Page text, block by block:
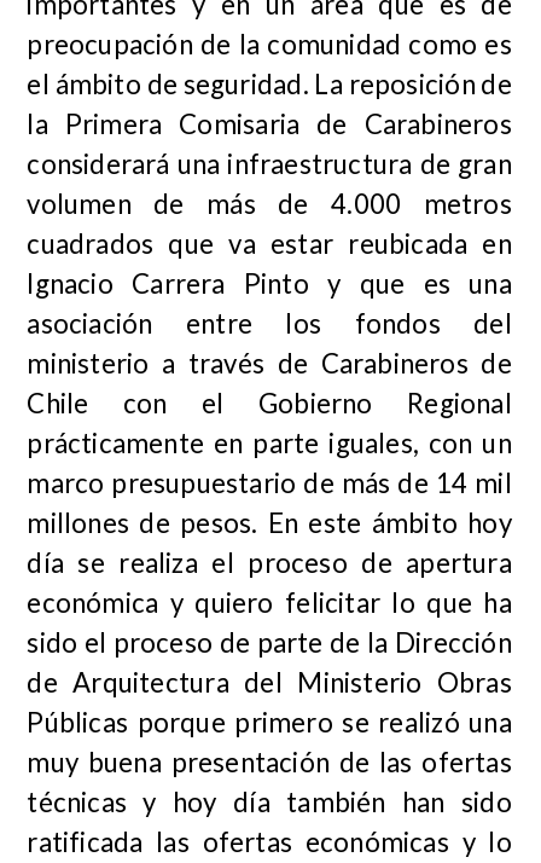
preocupación de la comunidad como es
el ámbito de seguridad. La reposición de
la Primera Comisaria de Carabineros
considerará una infraestructura de gran
volumen de más de 4.000 metros
cuadrados que va estar reubicada en
Ignacio Carrera Pinto y que es una
asociación entre los fondos del
ministerio a través de Carabineros de
Chile con el Gobierno Regional
prácticamente en parte iguales, con un
marco presupuestario de más de 14 mil
millones de pesos. En este ámbito hoy
día se realiza el proceso de apertura
económica y quiero felicitar lo que ha
sido el proceso de parte de la Dirección
de Arquitectura del Ministerio Obras
Públicas porque primero se realizó una
muy buena presentación de las ofertas
técnicas y hoy día también han sido
ratificada las ofertas económicas y lo